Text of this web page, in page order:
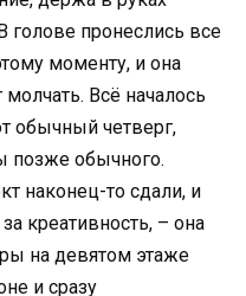
голове пронеслись все
моменту, и она
Всё началось
обычный четверг,
позже обычного.
наконец-то сдали, и
креативность, – она
на девятом этаже
и сразу